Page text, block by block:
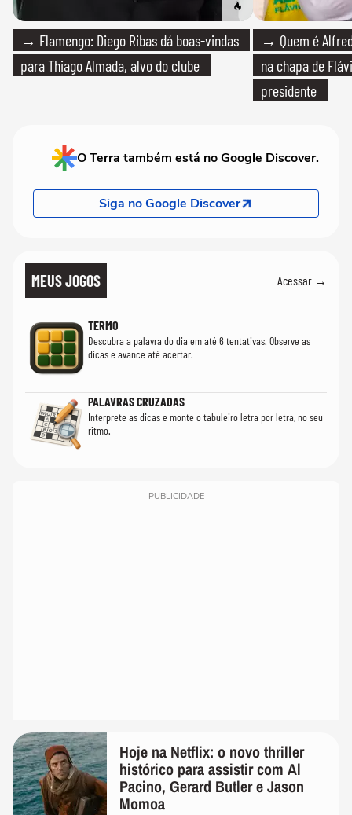
→ Flamengo: Diego Ribas dá boas-vindas
para Thiago Almada, alvo do clube
→ Quem é
na chapa de
presidente
O Terra também está no Google Discover.
Siga no Google Discover
MEUS JOGOS Acessar →
TERMO
Descubra a palavra do dia em até 6 tentativas. Observe as
dicas e avance até acertar.
PALAVRAS CRUZADAS
Interprete as dicas e monte o tabuleiro letra por letra, no seu
ritmo.
PUBLICIDADE
Hoje na Netflix: o novo thriller
histórico para assistir com Al
Pacino, Gerard Butler e Jason
Momoa